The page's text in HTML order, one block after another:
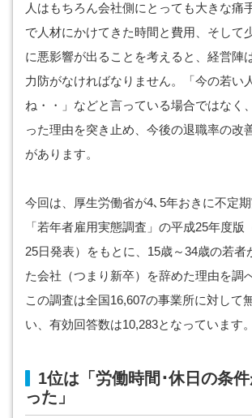
人はもちろん会社側にとっても大きな痛
で人材にかけてきた時間と費用、そして
に悪影響が出ることを考えると、経営陣
力防がなければなりません。「今の若い
ね・・」などと言っている場合ではなく
った理由を突き止め、今後の退職率の改
があります。
今回は、厚生労働省が4､5年おきに不定
「若年者雇用実態調査」の平成25年度版
25日発表）をもとに、15歳～34歳の若者
た会社（つまり新卒）を辞めた理由を調
この調査は全国16,607の事業所に対して
い、有効回答数は10,283となっています。
1位は「労働時間･休日の条
った」